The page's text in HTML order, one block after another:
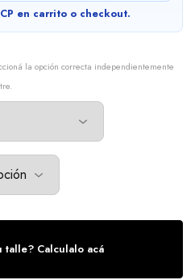
en carrito o checkout.
la opción correcta independientemente
talle? Calculalo acá